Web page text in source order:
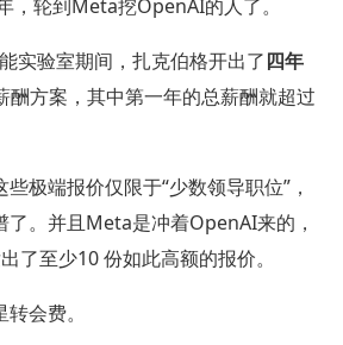
，轮到Meta挖OpenAI的人了。
实验室期间，扎克伯格开出了四年
酬方案，其中第一年的总薪酬就超过
极端报价仅限于“少数领导职位”，
了。并且Meta是冲着OpenAI来的，
了至少10 份如此高额的报价。
会费。